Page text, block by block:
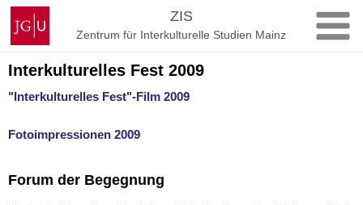
Zum
Inhalt
springen
Johannes
Gutenberg-
Universität
Mainz
ZIS
Zentrum für Interkulturelle Studien Mainz
Interkulturelles Fest 2009
"Interkulturelles Fest"-Film 2009
Fotoimpressionen 2009
Forum der Begegnung